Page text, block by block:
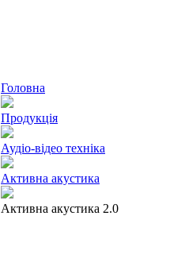
Головна
Продукцiя
Аудіо-відео техніка
Активна акустика
Активна акустика 2.0